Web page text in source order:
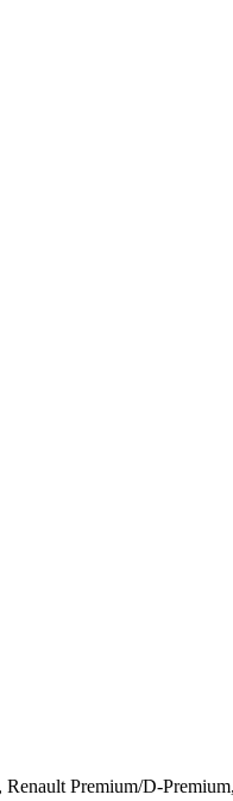
Renault Premium/D-